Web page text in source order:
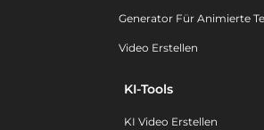
Generator Für Animierte
Video Erstellen
KI-Tools
KI Video Erstellen